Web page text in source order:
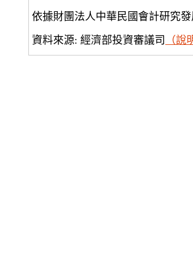
依據財團法人中華民國會計研究
資料來源: 經濟部投資審議司
（